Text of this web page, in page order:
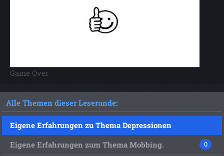
Game Over
Alle Themen dieser Leserunde:
Eigene Erfahrungen zu Thema Depressionen
Eigene Erfahrungen zum Thema Mobbing.
0